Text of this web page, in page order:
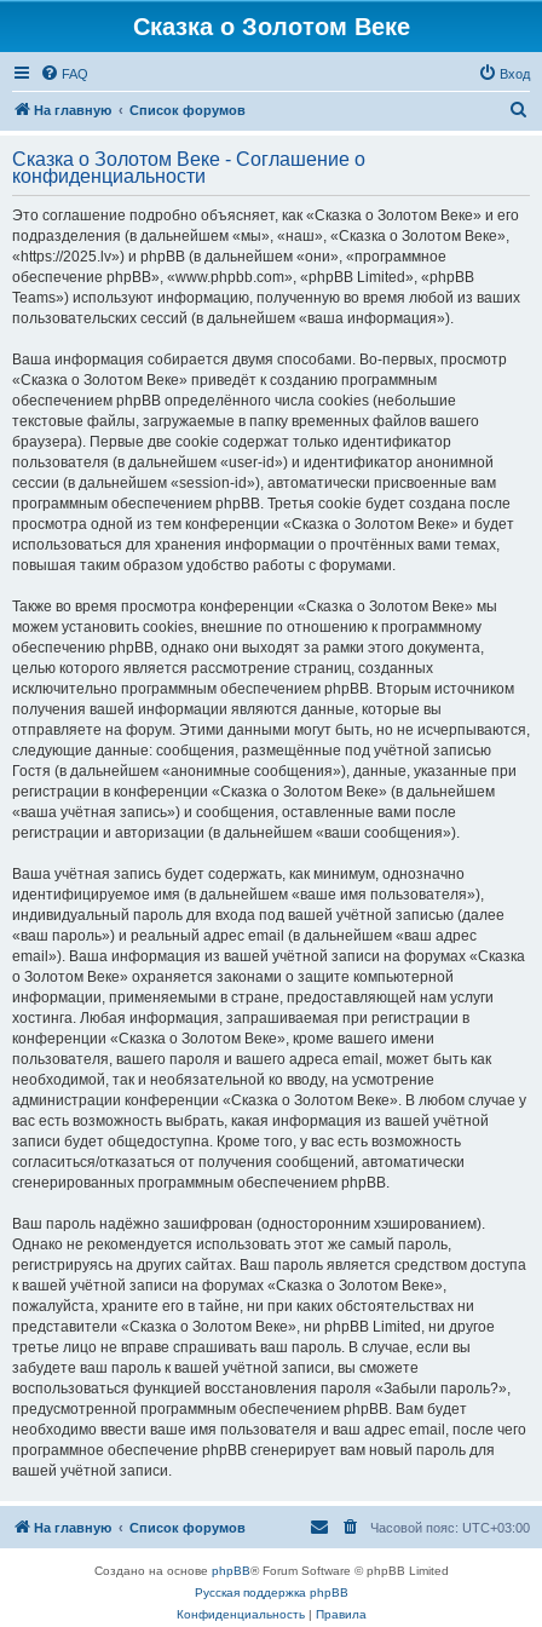
Сказка о Золотом Веке
FAQ Вход
На главную Список форумов
с
Сказка о Золотом Веке - Соглашение о
конфиденциальности
Это соглашение подробно объясняет, как «Сказка о Золотом Веке» и его
подразделения (в дальнейшем «мы», «наш», «Сказка о Золотом Веке»,
«https://2025.lv») и phpBB (в дальнейшем «они», «программное
обеспечение phpBB», «www.phpbb.com», «phpBB Limited», «phpBB
Teams») используют информацию, полученную во время любой из ваших
пользовательских сессий (в дальнейшем «ваша информация»).
Ваша информация собирается двумя способами. Во-первых, просмотр
«Сказка о Золотом Веке» приведёт к созданию программным
обеспечением phpBB определённого числа cookies (небольшие
текстовые файлы, загружаемые в папку временных файлов вашего
браузера). Первые две cookie содержат только идентификатор
пользователя (в дальнейшем «user-id») и идентификатор анонимной
сессии (в дальнейшем «session-id»), автоматически присвоенные вам
программным обеспечением phpBB. Третья cookie будет создана после
просмотра одной из тем конференции «Сказка о Золотом Веке» и будет
использоваться для хранения информации о прочтённых вами темах,
повышая таким образом удобство работы с форумами.
Также во время просмотра конференции «Сказка о Золотом Веке» мы
можем установить cookies, внешние по отношению к программному
обеспечению phpBB, однако они выходят за рамки этого документа,
целью которого является рассмотрение страниц, созданных
исключительно программным обеспечением phpBB. Вторым источником
получения вашей информации являются данные, которые вы
отправляете на форум. Этими данными могут быть, но не исчерпываются,
следующие данные: сообщения, размещённые под учётной записью
Гостя (в дальнейшем «анонимные сообщения»), данные, указанные при
регистрации в конференции «Сказка о Золотом Веке» (в дальнейшем
«ваша учётная запись») и сообщения, оставленные вами после
регистрации и авторизации (в дальнейшем «ваши сообщения»).
Ваша учётная запись будет содержать, как минимум, однозначно
идентифицируемое имя (в дальнейшем «ваше имя пользователя»),
индивидуальный пароль для входа под вашей учётной записью (далее
«ваш пароль») и реальный адрес email (в дальнейшем «ваш адрес
email»). Ваша информация из вашей учётной записи на форумах «Сказка
о Золотом Веке» охраняется законами о защите компьютерной
информации, применяемыми в стране, предоставляющей нам услуги
хостинга. Любая информация, запрашиваемая при регистрации в
конференции «Сказка о Золотом Веке», кроме вашего имени
пользователя, вашего пароля и вашего адреса email, может быть как
необходимой, так и необязательной ко вводу, на усмотрение
администрации конференции «Сказка о Золотом Веке». В любом случае у
вас есть возможность выбрать, какая информация из вашей учётной
записи будет общедоступна. Кроме того, у вас есть возможность
согласиться/отказаться от получения сообщений, автоматически
сгенерированных программным обеспечением phpBB.
Ваш пароль надёжно зашифрован (односторонним хэшированием).
Однако не рекомендуется использовать этот же самый пароль,
регистрируясь на других сайтах. Ваш пароль является средством доступа
к вашей учётной записи на форумах «Сказка о Золотом Веке»,
пожалуйста, храните его в тайне, ни при каких обстоятельствах ни
представители «Сказка о Золотом Веке», ни phpBB Limited, ни другое
третье лицо не вправе спрашивать ваш пароль. В случае, если вы
забудете ваш пароль к вашей учётной записи, вы сможете
воспользоваться функцией восстановления пароля «Забыли пароль?»,
предусмотренной программным обеспечением phpBB. Вам будет
необходимо ввести ваше имя пользователя и ваш адрес email, после чего
программное обеспечение phpBB сгенерирует вам новый пароль для
вашей учётной записи.
На главную Список форумов Часовой пояс: UTC+03:00
Создано на основе phpBB® Forum Software © phpBB Limited
Русская поддержка phpBB
Конфиденциальность| Правила